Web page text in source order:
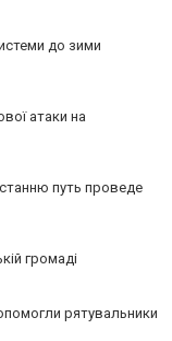
до зими
атаки на
путь проведе
громаді
рятувальники